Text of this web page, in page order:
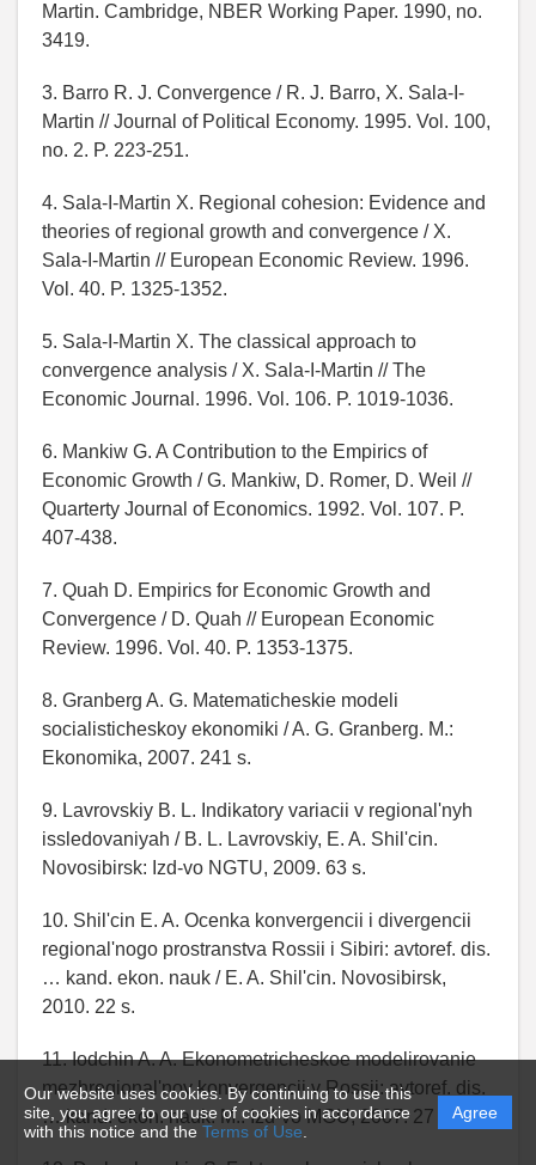
Our website uses cookies. By continuing to use this
site, you agree to our use of cookies in accordance
with this notice and the Terms of Use
Agree
Martin. Cambridge, NBER Working Paper. 1990, no.
3419.
3. Barro R. J. Convergence / R. J. Barro, X. Sala-I-
Martin // Journal of Political Economy. 1995. Vol. 100,
no. 2. P. 223-251.
4. Sala-I-Martin X. Regional cohesion: Evidence and
theories of regional growth and convergence / X.
Sala-I-Martin // European Economic Review. 1996.
Vol. 40. P. 1325-1352.
5. Sala-I-Martin X. The classical approach to
convergence analysis / X. Sala-I-Martin // The
Economic Journal. 1996. Vol. 106. P. 1019-1036.
6. Mankiw G. A Contribution to the Empirics of
Economic Growth / G. Mankiw, D. Romer, D. Weil //
Quarterty Journal of Economics. 1992. Vol. 107. P.
407-438.
7. Quah D. Empirics for Economic Growth and
Convergence / D. Quah // European Economic
Review. 1996. Vol. 40. P. 1353-1375.
8. Granberg A. G. Matematicheskie modeli
socialisticheskoy ekonomiki / A. G. Granberg. M.:
Ekonomika, 2007. 241 s.
9. Lavrovskiy B. L. Indikatory variacii v regional'nyh
issledovaniyah / B. L. Lavrovskiy, E. A. Shil'cin.
Novosibirsk: Izd-vo NGTU, 2009. 63 s.
10. Shil'cin E. A. Ocenka konvergencii i divergencii
regional'nogo prostranstva Rossii i Sibiri: avtoref. dis.
… kand. ekon. nauk / E. A. Shil'cin. Novosibirsk,
2010. 22 s.
11. Iodchin A. A. Ekonometricheskoe modelirovanie
mezhregional'noy konvergencii v Rossii: avtoref. dis.
… kand. ekon. nauk. M.: Izd-vo MGU, 2007. 27 s.